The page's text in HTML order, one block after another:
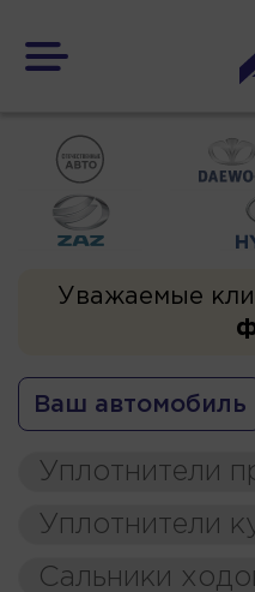
Уважаемые
Ваш автомобиль
Уплотнители
Уплотнители
Сальники